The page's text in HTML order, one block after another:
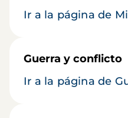
Ir a la página de
Guerra y conflicto
Ir a la página de